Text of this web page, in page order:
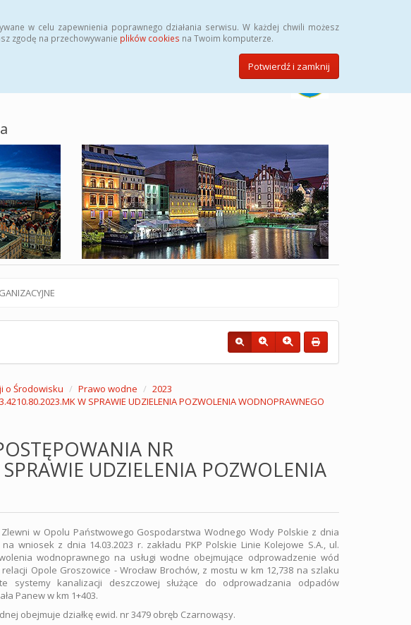
w celu zapewnienia poprawnego działania serwisu. W każdej chwili możesz
zgodę na przechowywanie plików cookies na Twoim komputerze.
Potwierdź i zamknij
o Środowisku Prawo wodne
2023
W SPRAWIE UDZIELENIA POZWOLENIA WODNOPRAWNEGO
NR
UDZIELENIA POZWOLENIA
Zlewni w Opolu Państwowego Gospodarstwa Wodnego Wody Polskie z dnia
wniosek z dnia 14.03.2023 r. zakładu PKP Polskie Linie Kolejowe S.A., ul.
wodnoprawnego na usługi wodne obejmujące odprowadzenie wód
Opole Groszowice - Wrocław Brochów, z mostu w km 12,738 na szlaku
systemy kanalizacji deszczowej służące do odprowadzania odpadów
Panew w km 1+403.
obejmuje działkę ewid. nr 3479 obręb Czarnowąsy.